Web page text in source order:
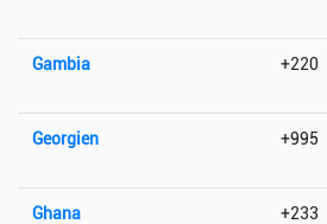
Gambia +220
Georgien +995
Ghana +233